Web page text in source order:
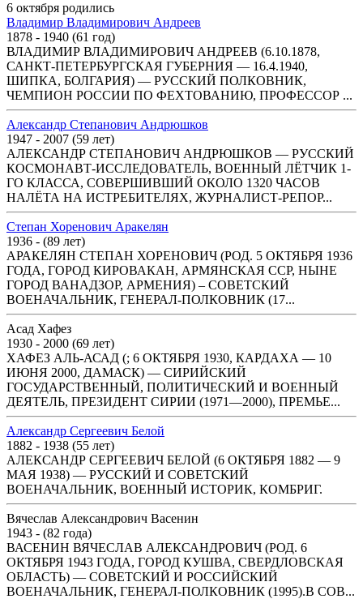
6 октября родились
Владимир Владимирович Андреев
1878 - 1940 (61 год)
ВЛАДИМИР ВЛАДИМИРОВИЧ АНДРЕЕВ (6.10.1878,
САНКТ-ПЕТЕРБУРГСКАЯ ГУБЕРНИЯ — 16.4.1940,
ШИПКА, БОЛГАРИЯ) — РУССКИЙ ПОЛКОВНИК,
ЧЕМПИОН РОССИИ ПО ФЕХТОВАНИЮ, ПРОФЕССОР ...
Александр Степанович Андрюшков
1947 - 2007 (59 лет)
АЛЕКСАНДР СТЕПАНОВИЧ АНДРЮШКОВ — РУССКИЙ
КОСМОНАВТ-ИССЛЕДОВАТЕЛЬ, ВОЕННЫЙ ЛЁТЧИК 1-
ГО КЛАССА, СОВЕРШИВШИЙ ОКОЛО 1320 ЧАСОВ
НАЛЁТА НА ИСТРЕБИТЕЛЯХ, ЖУРНАЛИСТ-РЕПОР...
Степан Хоренович Аракелян
1936 - (89 лет)
АРАКЕЛЯН СТЕПАН ХОРЕНОВИЧ (РОД. 5 ОКТЯБРЯ 1936
ГОДА, ГОРОД КИРОВАКАН, АРМЯНСКАЯ ССР, НЫНЕ
ГОРОД ВАНАДЗОР, АРМЕНИЯ) – СОВЕТСКИЙ
ВОЕНАЧАЛЬНИК, ГЕНЕРАЛ-ПОЛКОВНИК (17...
Асад Хафез
1930 - 2000 (69 лет)
ХАФЕЗ АЛЬ-АСАД (; 6 ОКТЯБРЯ 1930, КАРДАХА — 10
ИЮНЯ 2000, ДАМАСК) — СИРИЙСКИЙ
ГОСУДАРСТВЕННЫЙ, ПОЛИТИЧЕСКИЙ И ВОЕННЫЙ
ДЕЯТЕЛЬ, ПРЕЗИДЕНТ СИРИИ (1971—2000), ПРЕМЬЕ...
Александр Сергеевич Белой
1882 - 1938 (55 лет)
АЛЕКСАНДР СЕРГЕЕВИЧ БЕЛОЙ (6 ОКТЯБРЯ 1882 — 9
МАЯ 1938) — РУССКИЙ И СОВЕТСКИЙ
ВОЕНАЧАЛЬНИК, ВОЕННЫЙ ИСТОРИК, КОМБРИГ.
Вячеслав Александрович Васенин
1943 - (82 года)
ВАСЕНИН ВЯЧЕСЛАВ АЛЕКСАНДРОВИЧ (РОД. 6
ОКТЯБРЯ 1943 ГОДА, ГОРОД КУШВА, СВЕРДЛОВСКАЯ
ОБЛАСТЬ) — СОВЕТСКИЙ И РОССИЙСКИЙ
ВОЕНАЧАЛЬНИК, ГЕНЕРАЛ-ПОЛКОВНИК (1995).В СОВ...